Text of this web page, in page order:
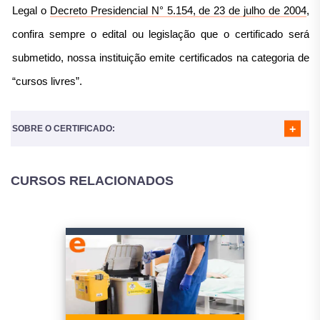
MÓDULO 05- CONTATO A DISTÂNCIA
MÓDULO 06- ECOMAPA
ATENÇÃO PRIMÁRIA
MÓDULO 08- EDUCAÇÃO PERMANENTE EM SAÚDE E
PRIMÁRIA À SAÚDE
Legal o Decreto Presidencial N° 5.154, de 23 de julho de 2004,
confira sempre o edital ou legislação que o certificado será
submetido, nossa instituição emite certificados na categoria de
“cursos livres”.
SOBRE O CERTIFICADO:
Nosso certificado é reconhecido em todo o Brasil e
Atividades Complementares para a Faculdade;
Horas complementares, atividades complementares para a
Completar horas em atividades Extracurriculares (geralmente
CURSOS RELACIONADOS